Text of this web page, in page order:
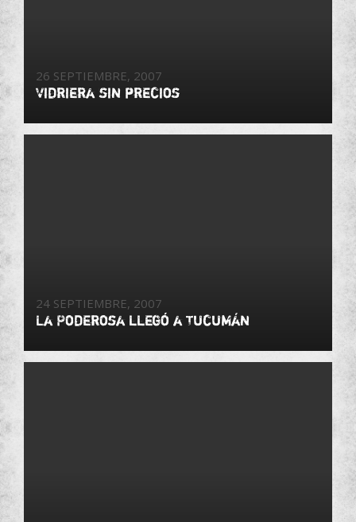
26 SEPTIEMBRE, 2007
Vidriera sin precios
24 SEPTIEMBRE, 2007
La Poderosa llegó a Tucumán